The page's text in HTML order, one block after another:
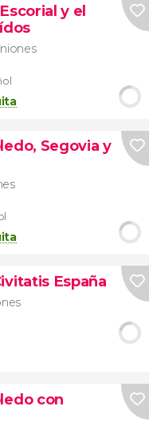
y el
Segovia y
España
con